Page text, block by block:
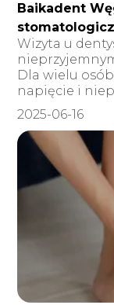
Baikadent
Wizyta u
Dla wielu
napięcie i
2025-06-16